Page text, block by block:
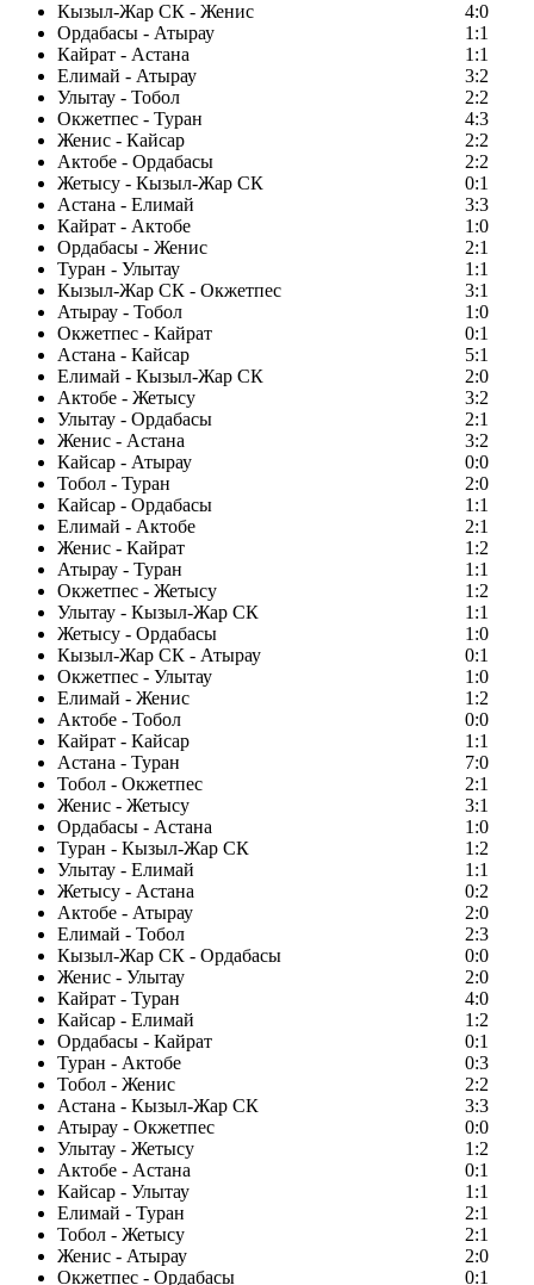
Кызыл-Жар СК - Женис
4:0
Ордабасы - Атырау
1:1
Кайрат - Астана
1:1
Елимай - Атырау
3:2
Улытау - Тобол
2:2
Окжетпес - Туран
4:3
Женис - Кайсар
2:2
Актобе - Ордабасы
2:2
Жетысу - Кызыл-Жар СК
0:1
Астана - Елимай
3:3
Кайрат - Актобе
1:0
Ордабасы - Женис
2:1
Туран - Улытау
1:1
Кызыл-Жар СК - Окжетпес
3:1
Атырау - Тобол
1:0
Окжетпес - Кайрат
0:1
Астана - Кайсар
5:1
Елимай - Кызыл-Жар СК
2:0
Актобе - Жетысу
3:2
Улытау - Ордабасы
2:1
Женис - Астана
3:2
Кайсар - Атырау
0:0
Тобол - Туран
2:0
Кайсар - Ордабасы
1:1
Елимай - Актобе
2:1
Женис - Кайрат
1:2
Атырау - Туран
1:1
Окжетпес - Жетысу
1:2
Улытау - Кызыл-Жар СК
1:1
Жетысу - Ордабасы
1:0
Кызыл-Жар СК - Атырау
0:1
Окжетпес - Улытау
1:0
Елимай - Женис
1:2
Актобе - Тобол
0:0
Кайрат - Кайсар
1:1
Астана - Туран
7:0
Тобол - Окжетпес
2:1
Женис - Жетысу
3:1
Ордабасы - Астана
1:0
Туран - Кызыл-Жар СК
1:2
Улытау - Елимай
1:1
Жетысу - Астана
0:2
Актобе - Атырау
2:0
Елимай - Тобол
2:3
Кызыл-Жар СК - Ордабасы
0:0
Женис - Улытау
2:0
Кайрат - Туран
4:0
Кайсар - Елимай
1:2
Ордабасы - Кайрат
0:1
Туран - Актобе
0:3
Тобол - Женис
2:2
Астана - Кызыл-Жар СК
3:3
Атырау - Окжетпес
0:0
Улытау - Жетысу
1:2
Актобе - Астана
0:1
Кайсар - Улытау
1:1
Елимай - Туран
2:1
Тобол - Жетысу
2:1
Женис - Атырау
2:0
Окжетпес - Ордабасы
0:1